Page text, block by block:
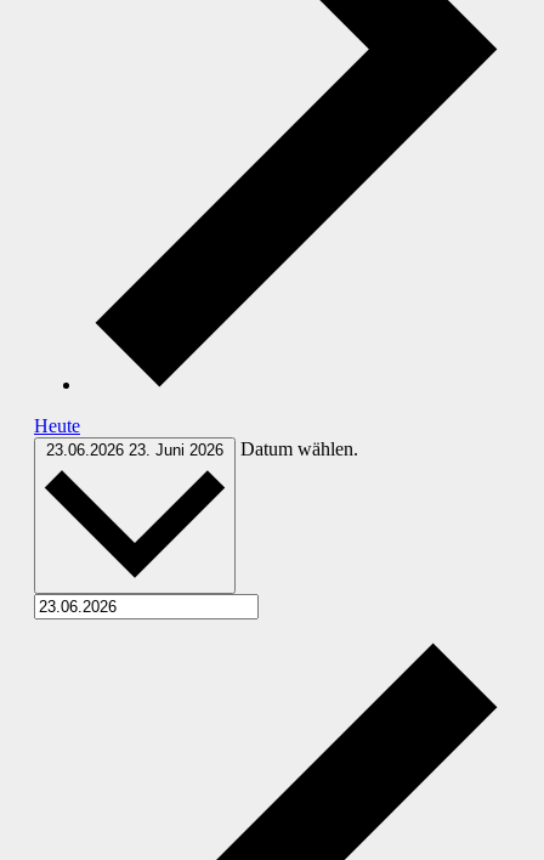
Heute
23.06.2026 23. Juni 2026 Datum wählen.